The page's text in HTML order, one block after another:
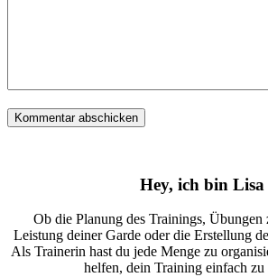
Hey, ich bin Lisa
Ob die Planung des Trainings, Übungen
Leistung deiner Garde oder die Erstellung
Als Trainerin hast du jede Menge zu
helfen, dein Training einfach zu